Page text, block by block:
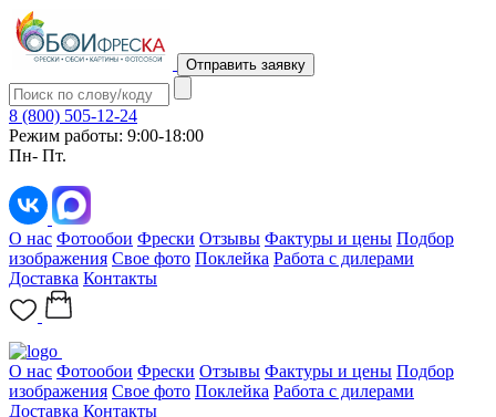
Отправить заявку
8 (800) 505-12-24
Режим работы: 9:00-18:00
Пн- Пт.
О нас Фотообои Фрески Отзывы Фактуры и цены Подбор
изображения Свое фото Поклейка Работа с дилерами
Доставка Контакты
О нас Фотообои Фрески Отзывы Фактуры и цены Подбор
изображения Свое фото Поклейка Работа с дилерами
Доставка Контакты